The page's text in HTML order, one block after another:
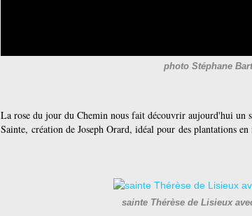
photo Stéphane
La rose du jour du Chemin nous fait découvrir aujourd'hui un
Sainte, création de Joseph Orard, idéal pour des plantations
sainte Thérèse de Lisieux